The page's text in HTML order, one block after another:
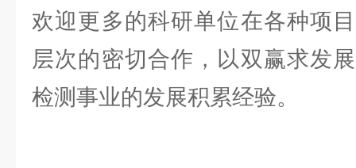
欢迎更多的科研单位在各种项
层次的密切合作，以双赢求发
检测事业的发展积累经验。